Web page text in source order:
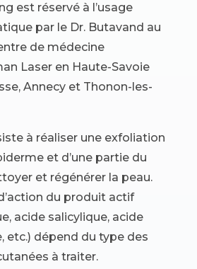
est réservé à l’usage
par le Dr. Butavand au
de médecine
Laser en Haute-Savoie
Annecy et Thonon-les-
à réaliser une exfoliation
et d’une partie du
et régénérer la peau.
du produit actif
acide salicylique, acide
etc.) dépend du type des
à traiter.